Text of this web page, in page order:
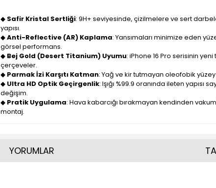
◆ Safir Kristal Sertliği: 9H+ seviyesinde, çizilmelere ve sert
yapısı.
◆Anti-Reflective (AR) Kaplama: Yansımaları minimize eden
görsel performans.
◆ Bej Gold (Desert Titanium) Uyumu: iPhone 16 Pro serisinin
çerçeveler.
◆ Parmak İzi Karşıtı Katman: Yağ ve kir tutmayan oleofobik
◆ Ultra HD Optik Geçirgenlik: Işığı %99.9 oranında ileten yapısı
değişim.
◆ Pratik Uygulama: Hava kabarcığı bırakmayan kendinden
montaj.
YORUMLAR